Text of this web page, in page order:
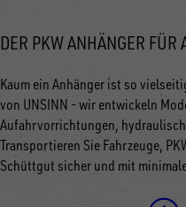
DER PKW ANHÄNGER FÜR
Kaum ein Anhänger ist so
von UNSINN - wir entwickeln
Aufahrvorrichtungen,
Transportieren Sie Fahrzeuge,
Schüttgut sicher und mit